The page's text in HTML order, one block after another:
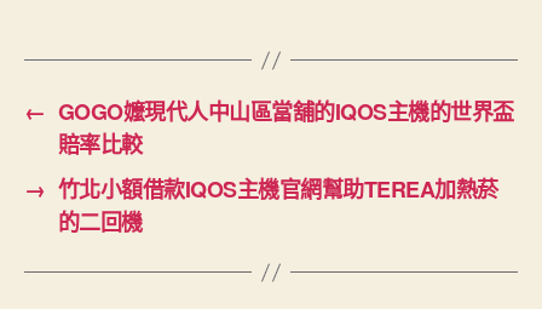
← GOGO嬤現代人中山區當舖的IQOS主機的世界盃
賠率比較
→ 竹北小額借款IQOS主機官網幫助TEREA加熱菸
的二回機